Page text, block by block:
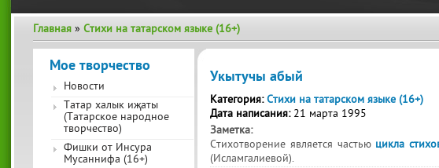
Вы здесь
Главная » Стихи на татарском языке (16+)
Укытучы абый
Категория:Стихи на татарском языке (16+)
Дата написания: 21 марта 1995
Заметка:
Стихотворение является частью цикла
(Исламгалиевой).
Мое творчество
Новости
Татар халык иҗаты
(Татарское народное
творчество)
Фишки от Инсура
Мусаннифа (16+)